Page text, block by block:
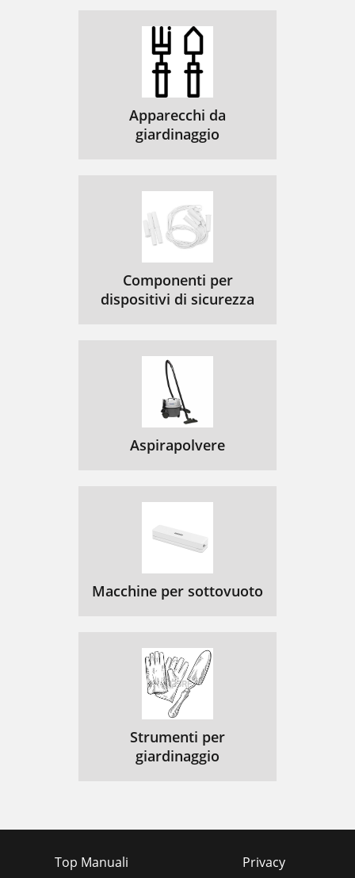
Apparecchi da
giardinaggio
Componenti per
dispositivi di sicurezza
Aspirapolvere
Macchine per sottovuoto
Strumenti per
giardinaggio
Top Manuali
Privacy